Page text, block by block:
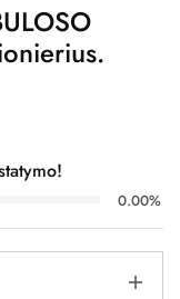
0.00%